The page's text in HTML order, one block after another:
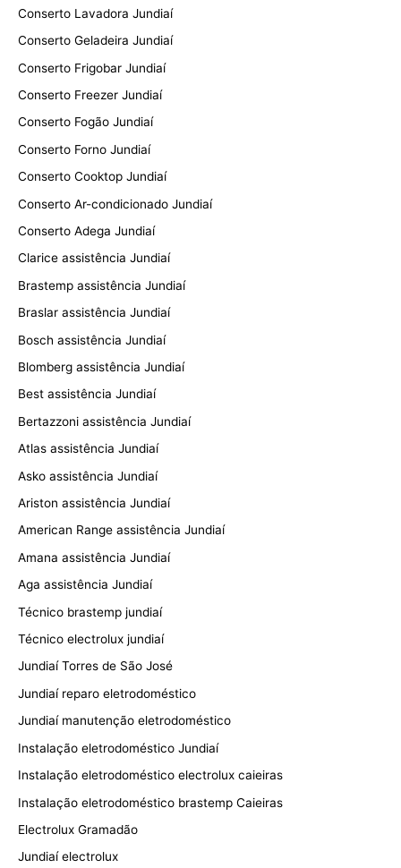
Conserto Lavadora Jundiaí
Conserto Geladeira Jundiaí
Conserto Frigobar Jundiaí
Conserto Freezer Jundiaí
Conserto Fogão Jundiaí
Conserto Forno Jundiaí
Conserto Cooktop Jundiaí
Conserto Ar-condicionado Jundiaí
Conserto Adega Jundiaí
Clarice assistência Jundiaí
Brastemp assistência Jundiaí
Braslar assistência Jundiaí
Bosch assistência Jundiaí
Blomberg assistência Jundiaí
Best assistência Jundiaí
Bertazzoni assistência Jundiaí
Atlas assistência Jundiaí
Asko assistência Jundiaí
Ariston assistência Jundiaí
American Range assistência Jundiaí
Amana assistência Jundiaí
Aga assistência Jundiaí
Técnico brastemp jundiaí
Técnico electrolux jundiaí
Jundiaí Torres de São José
Jundiaí reparo eletrodoméstico
Jundiaí manutenção eletrodoméstico
Instalação eletrodoméstico Jundiaí
Instalação eletrodoméstico electrolux caieiras
Instalação eletrodoméstico brastemp Caieiras
Electrolux Gramadão
Jundiaí electrolux